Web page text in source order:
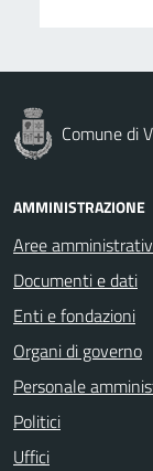
Comune di
AMMINISTRAZIONE
Aree
Documenti e dati
Enti e fondazioni
Organi di governo
Personale
Politici
Uffici